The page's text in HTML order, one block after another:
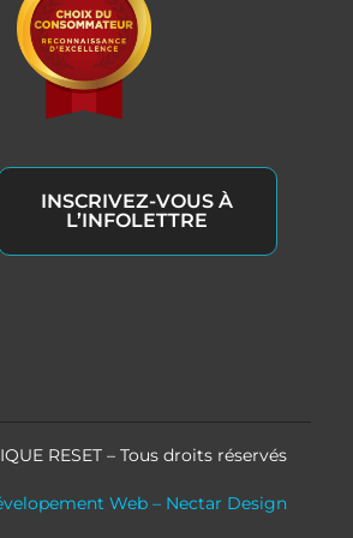
INSCRIVEZ-VOUS À
L’INFOLETTRE
RESET – Tous droits réservés
Web – Nectar Design